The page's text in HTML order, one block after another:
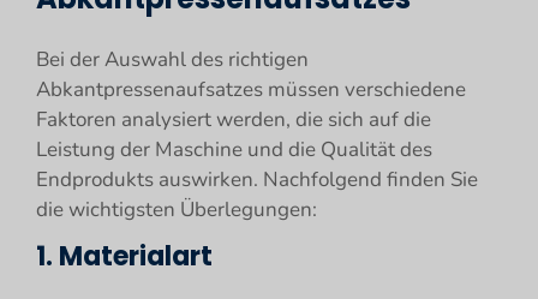
Bei der Auswahl des richtigen
Abkantpressenaufsatzes müssen verschiedene
Faktoren analysiert werden, die sich auf die
Leistung der Maschine und die Qualität des
Endprodukts auswirken. Nachfolgend finden Sie
die wichtigsten Überlegungen:
1. Materialart